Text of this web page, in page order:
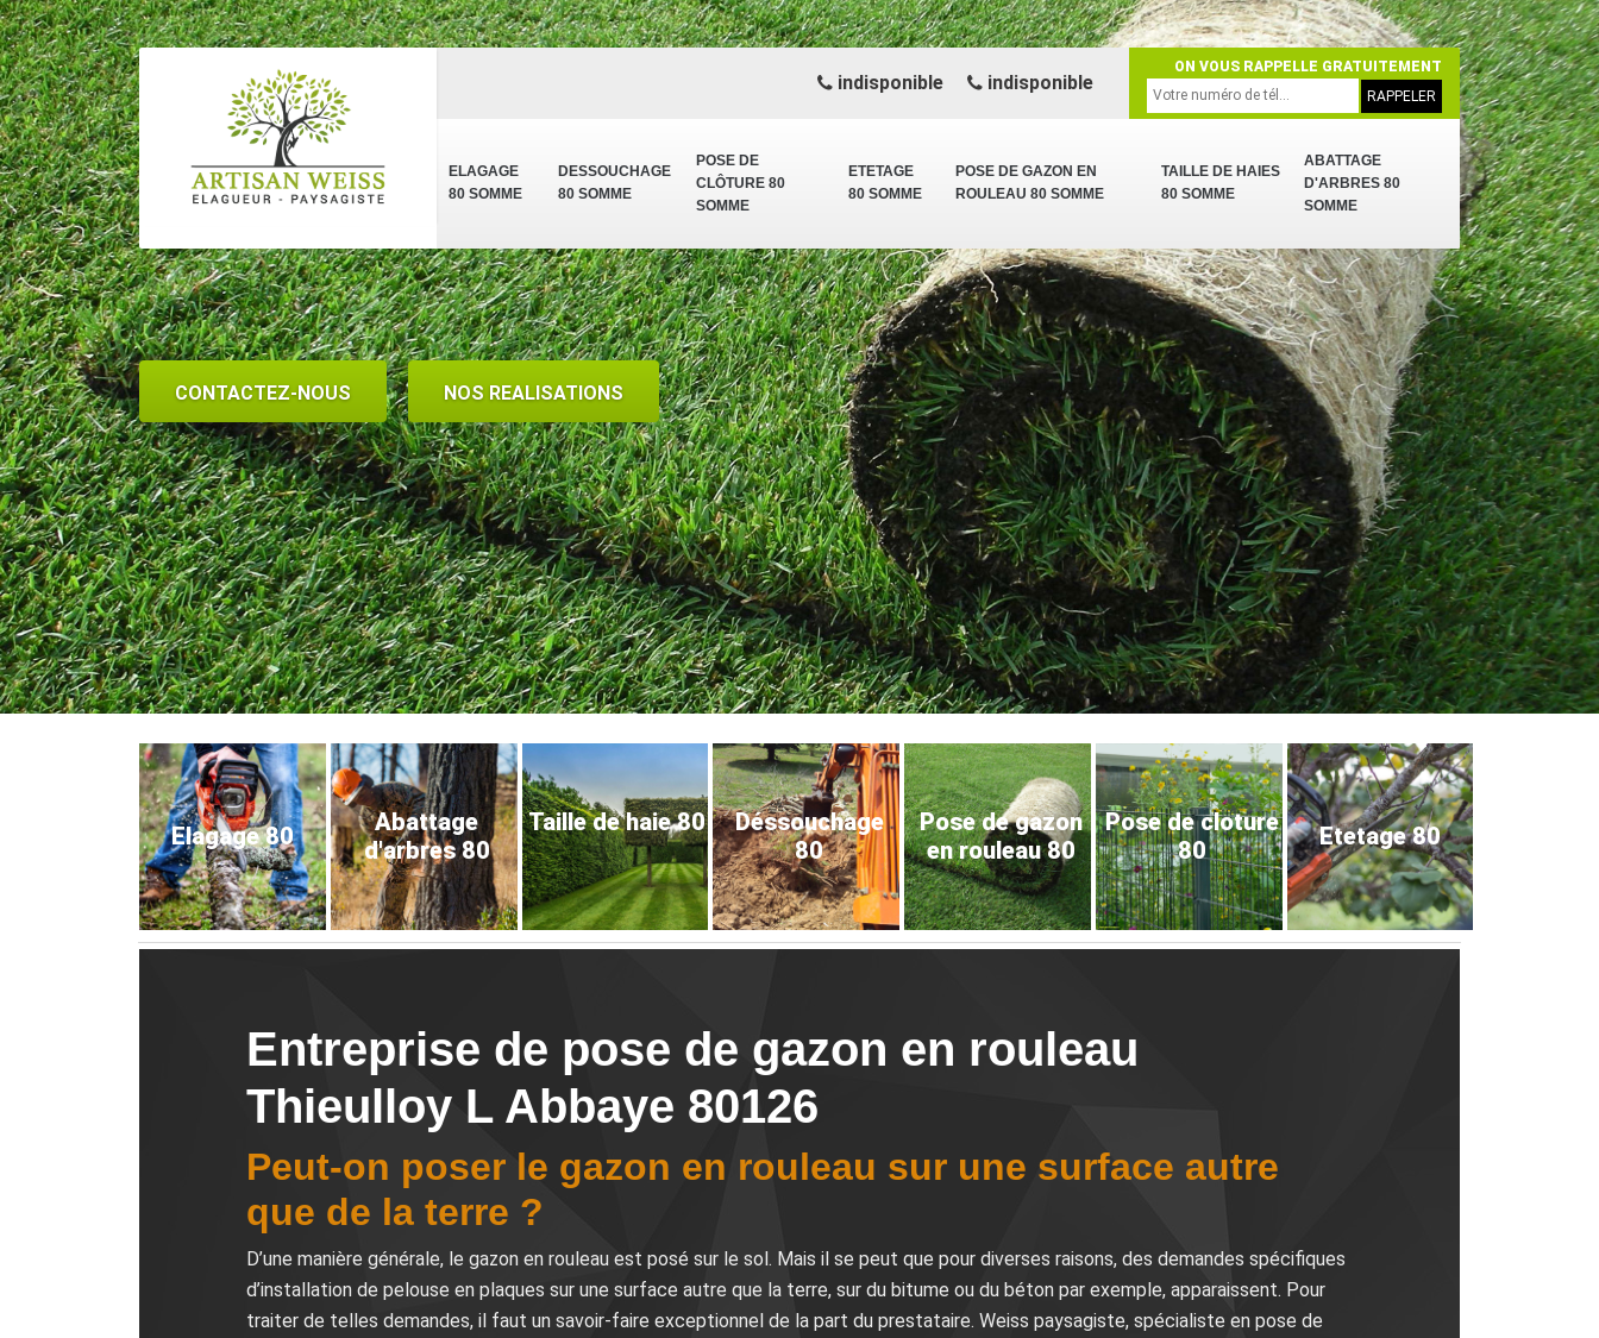
ELAGAGE
80 SOMME
DESSOUCHAGE
80 SOMME
POSE DE
CLÔTURE 80
SOMME
ETETAGE
80 SOMME
POSE DE GAZON EN
ROULEAU 80 SOMME
TAILLE DE HAIES
80 SOMME
ABATTAGE
D'ARBRES 80
SOMME
indisponible indisponible
ON VOUS RAPPELLE GRATUITEMENT
CONTACTEZ-NOUS NOS REALISATIONS
Elagage 80
Abattage
d'arbres 80
Taille de haie 80
Déssouchage
80
Pose de gazon
en rouleau 80
Pose de cloture
80
Etetage 80
Entreprise de pose de gazon en rouleau
Thieulloy L Abbaye 80126
Peut-on poser le gazon en rouleau sur une surface autre
que de la terre ?
D’une manière générale, le gazon en rouleau est posé sur le sol. Mais il se peut que pour diverses raisons, des demandes spécifiques
d’installation de pelouse en plaques sur une surface autre que la terre, sur du bitume ou du béton par exemple, apparaissent. Pour
traiter de telles demandes, il faut un savoir-faire exceptionnel de la part du prestataire. Weiss paysagiste, spécialiste en pose de